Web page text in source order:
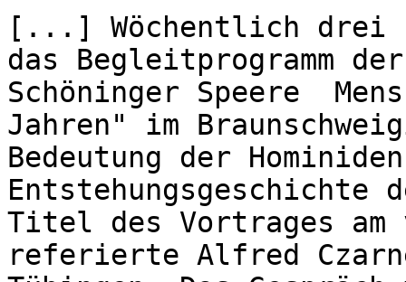
[...] Wöchentlich drei
das Begleitprogramm
Schöninger Speere
Jahren" im
Bedeutung der
Entstehungsgeschichte
Titel des Vortrages am
referierte Alfred